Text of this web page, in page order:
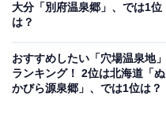
大分「別府温泉郷」、では1位
は？
おすすめしたい「穴場温泉地」
ランキング！ 2位は北海道「ぬ
かびら源泉郷」、では1位は？